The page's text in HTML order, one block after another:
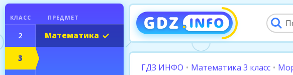
ГДЗ ИНФО • Математика 3 класс •
КЛАСС ПРЕДМЕТ
2
3
Математика